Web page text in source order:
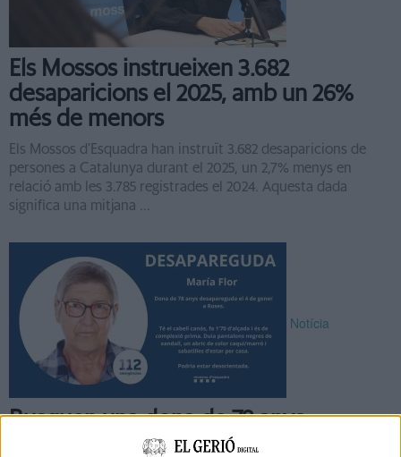
Els Mossos instrueixen 3.682
desaparicions el 2025, amb un 26%
més de menors
Els Mossos d’Esquadra han instruït 3.682 desaparicions de
persones a Catalunya durant el 2025, un 2,7% menys en
relació amb les 3.785 registrades el 2024. Aquesta dada
significa una mitjana ...
Notícia
Busquen una dona de 78 anys
desapareguda a Roses